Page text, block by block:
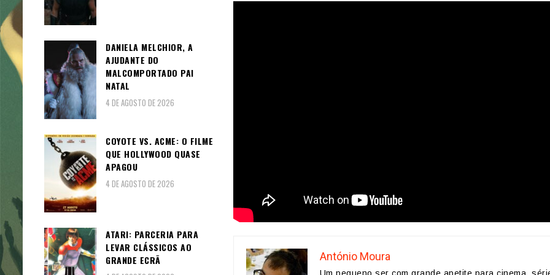
António Moura
Um pequeno ser com grande apetite para cinema,
DANIELA MELCHIOR, A
AJUDANTE DO
MALCOMPORTADO PAI
NATAL
4 DE AGOSTO DE 2026
COYOTE VS. ACME: O FILME
QUE HOLLYWOOD QUASE
APAGOU
4 DE AGOSTO DE 2026
ATARI: PARCERIA PARA
LEVAR CLÁSSICOS AO
GRANDE ECRÃ